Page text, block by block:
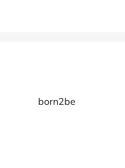
born2be